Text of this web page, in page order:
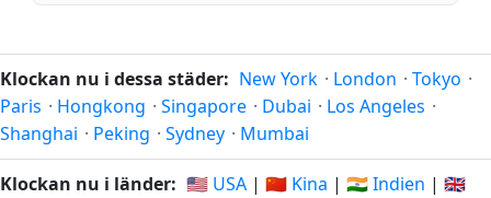
Klockan nu i dessa städer: New York · London · Tokyo ·
Paris · Hongkong · Singapore · Dubai · Los Angeles ·
Shanghai · Peking · Sydney · Mumbai
Klockan nu i länder: 🇺🇸 USA | 🇨🇳 Kina | 🇮🇳 Indien | 🇬🇧